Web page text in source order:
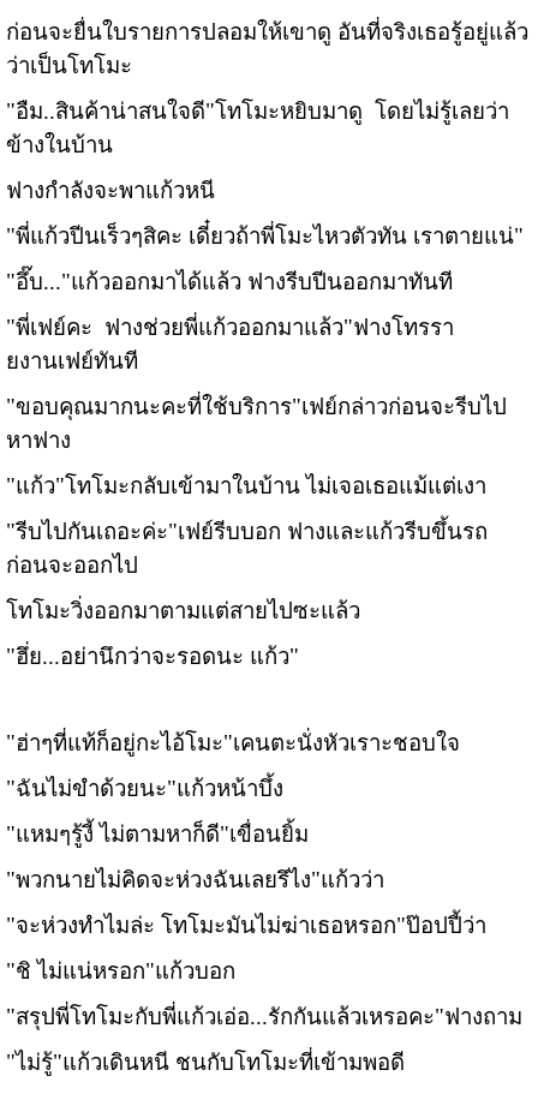
ก่อนจะยื่นใบรายการปลอมให้เขาดู อันที่จริงเธอรู้อยู่แล้ว
ว่าเป็นโทโมะ
"อืม..สินค้าน่าสนใจดี"โทโมะหยิบมาดู โดยไม่รู้เลยว่า
ข้างในบ้าน
ฟางกำลังจะพาแก้วหนี
"พี่แก้วปีนเร็วๆสิคะ เดี๋ยวถ้าพี่โมะไหวตัวทัน เราตายแน่"
"อึ๊บ..."แก้วออกมาได้แล้ว ฟางรีบปีนออกมาทันที
"พี่เฟย์คะ ฟางช่วยพี่แก้วออกมาแล้ว"ฟางโทรรา
ยงานเฟย์ทันที
"ขอบคุณมากนะคะที่ใช้บริการ"เฟย์กล่าวก่อนจะรีบไป
หาฟาง
"แก้ว"โทโมะกลับเข้ามาในบ้าน ไม่เจอเธอแม้แต่เงา
"รีบไปกันเถอะค่ะ"เฟย์รีบบอก ฟางและแก้วรีบขึ้นรถ
ก่อนจะออกไป
โทโมะวิ่งออกมาตามแต่สายไปซะแล้ว
"ฮึ่ย...อย่านึกว่าจะรอดนะ แก้ว"
"ฮ่าๆที่แท้ก็อยู่กะไอ้โมะ"เคนตะนั่งหัวเราะชอบใจ
"ฉันไม่ขำด้วยนะ"แก้วหน้าบึ้ง
"แหมๆรู้งี้ ไม่ตามหาก็ดี"เขื่อนยิ้ม
"พวกนายไม่คิดจะห่วงฉันเลยรึไง"แก้วว่า
"จะห่วงทำไมล่ะ โทโมะมันไม่ฆ่าเธอหรอก"ป๊อปปี้ว่า
"ชิ ไม่แน่หรอก"แก้วบอก
"สรุปพี่โทโมะกับพี่แก้วเอ่อ...รักกันแล้วเหรอคะ"ฟางถาม
"ไม่รู้"แก้วเดินหนี ชนกับโทโมะที่เข้ามพอดี